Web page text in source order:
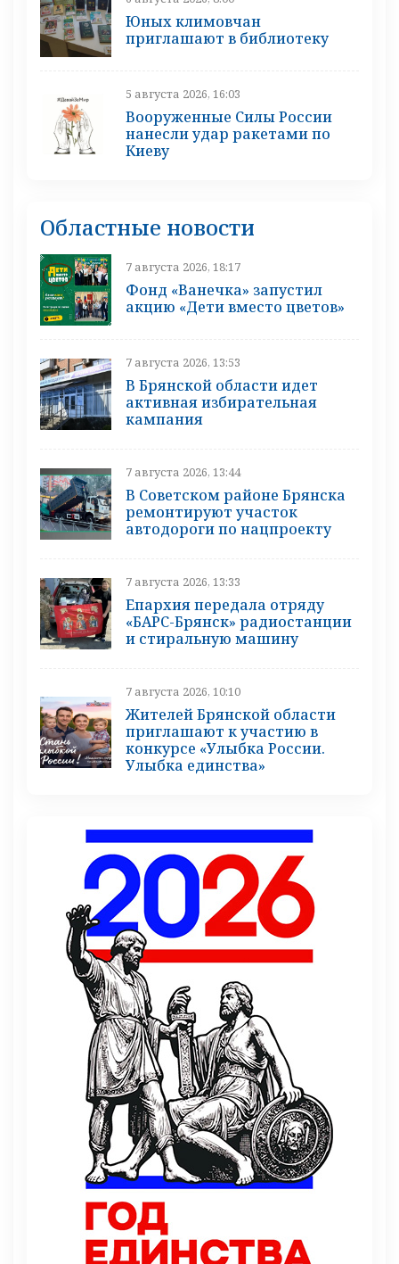
Юных климовчан
приглашают в библиотеку
5 августа 2026, 16:03
Вооруженные Силы России
нанесли удар ракетами по
Киеву
Областные новости
7 августа 2026, 18:17
Фонд «Ванечка» запустил
акцию «Дети вместо цветов»
7 августа 2026, 13:53
В Брянской области идет
активная избирательная
кампания
7 августа 2026, 13:44
В Советском районе Брянска
ремонтируют участок
автодороги по нацпроекту
7 августа 2026, 13:33
Епархия передала отряду
«БАРС-Брянск» радиостанции
и стиральную машину
7 августа 2026, 10:10
Жителей Брянской области
приглашают к участию в
конкурсе «Улыбка России.
Улыбка единства»